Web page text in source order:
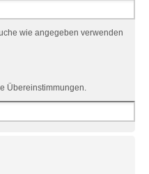
wie angegeben verwenden
Übereinstimmungen.